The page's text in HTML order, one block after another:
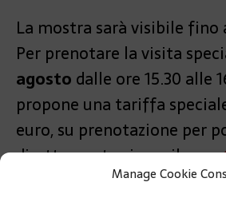
Manage Cookie
La mostra sarà visibile fino
Per prenotare la visita
agosto dalle ore 15.30 alle
propone una tariffa
euro, su prenotazione per
direttamente via mail:
telefonando al numero